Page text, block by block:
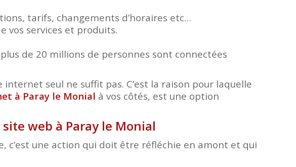
tarifs, changements d’horaires etc…
vos services et produits.
de 20 millions de personnes sont connectées
seul ne suffit pas. C’est la raison pour laquelle
à Paray le Monial à vos côtés, est une option
web à Paray le Monial
c’est une action qui doit être réfléchie en amont et qui